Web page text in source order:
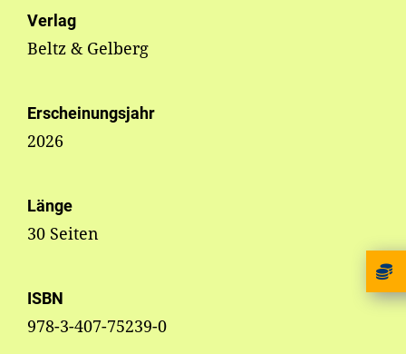
Verlag
Beltz & Gelberg
Erscheinungsjahr
2026
Länge
30 Seiten
ISBN
978-3-407-75239-0